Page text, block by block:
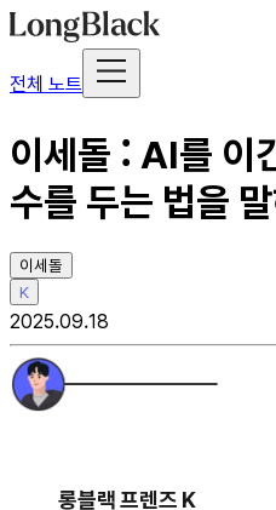
전체 노트
이세돌 : AI를 이
수를 두는 법을
이세돌
K
2025.09.18
롱블랙 프렌즈 K